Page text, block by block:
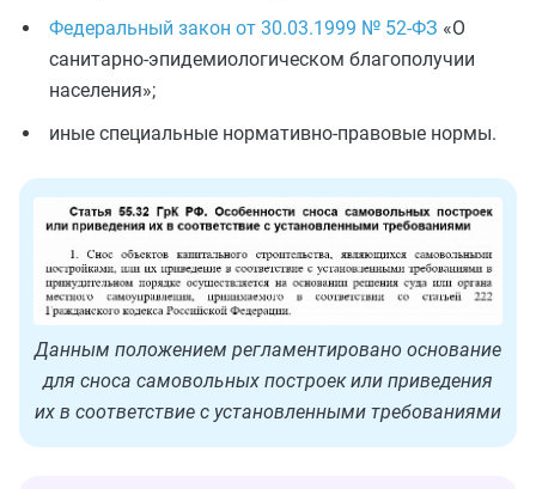
Федеральный закон от 30.03.1999 № 52-ФЗ «О
санитарно-эпидемиологическом благополучии
населения»;
иные специальные нормативно-правовые нормы.
Данным положением регламентировано основание
для сноса самовольных построек или приведения
их в соответствие с установленными требованиями